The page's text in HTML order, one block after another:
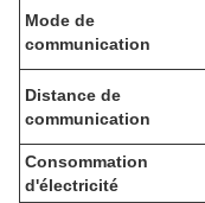
Mode de
communication
Distance de
communication
Consommation
d'électricité